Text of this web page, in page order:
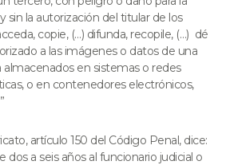
sin la autorización del titular de los
copie, (…) difunda, recopile, (…) dé
a las imágenes o datos de una
almacenados en sistemas o redes
o en contenedores electrónicos,
artículo 150 del Código Penal, dice:
dos a seis años al funcionario judicial o